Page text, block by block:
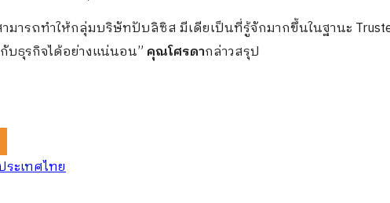
มารถทำให้กลุ่มบริษัทปับลิซิส มีเดียเป็นที่รู้จักมากขึ้นในฐานะ
บธุรกิจได้อย่างแน่นอน” คุณโศรดากล่าวสรุป
ะเทศไทย